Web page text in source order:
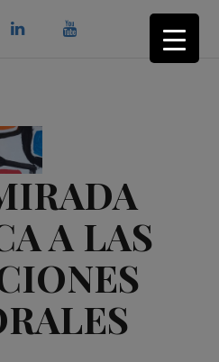
A LAS